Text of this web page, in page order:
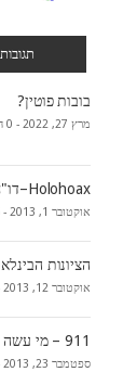
תגובות
בובות פוטין?
מרץ 27, 2022 - 0 הערה
Holohoax–דו"ח בית הספר 15 בן של חושף את השקרים שואה
אוקטובר 1, 2013 -
הציונות הבינלאומית
אוקטובר 12, 2013 -
911 – מי עשה את זה?
ספטמבר 23, 2013 -